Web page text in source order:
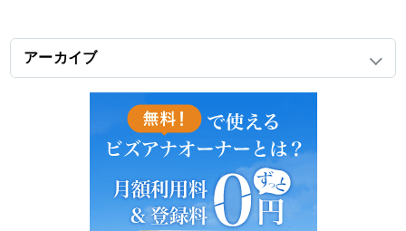
アーカイブ